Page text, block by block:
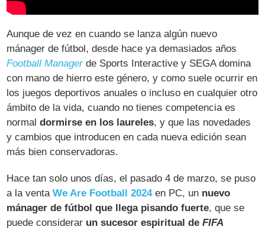
Aunque de vez en cuando se lanza algún nuevo
mánager de fútbol, desde hace ya demasiados años
Football Managerde Sports Interactive y SEGA domina
con mano de hierro este género, y como suele ocurrir en
los juegos deportivos anuales o incluso en cualquier otro
ámbito de la vida, cuando no tienes competencia es
normaldormirse en los laureles, y que las novedades
y cambios que introducen en cada nueva edición sean
más bien conservadoras.
Hace tan solo unos días, el pasado 4 de marzo, se puso
a la ventaWe Are Football 2024en PC, un nuevo
mánager de fútbol que llega pisando fuerte, que se
puede considerar un sucesor espiritual deFIFA